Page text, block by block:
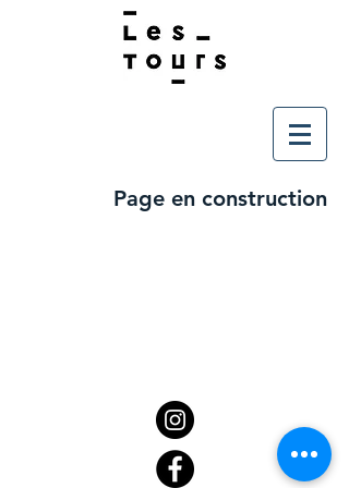
Page en construction